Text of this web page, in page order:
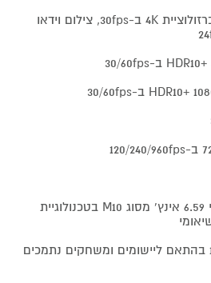
צילום וידאו Time-lapse ברזולוציית 4K ב-30fps, צילום וידאו
מסך POLED 1.5K ארגונומי 6.59 אינץ' מסוג M10 בטכנולוגיית
קצב ריענון מסך עד 120Hz בהתאם ליישומים ומשחקים נתמכים